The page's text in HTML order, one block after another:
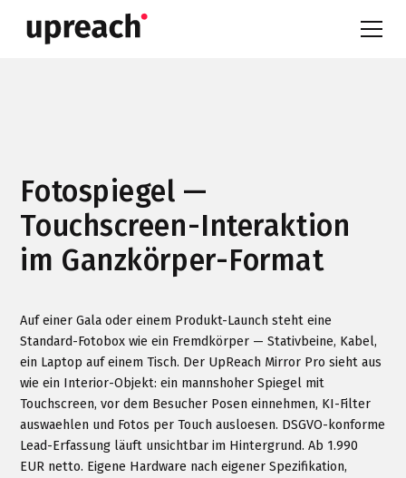
Fotospiegel —
Touchscreen-Interaktion
im Ganzkörper-Format
Auf einer Gala oder einem Produkt-Launch steht eine
Standard-Fotobox wie ein Fremdkörper — Stativbeine, Kabel,
ein Laptop auf einem Tisch. Der UpReach Mirror Pro sieht aus
wie ein Interior-Objekt: ein mannshoher Spiegel mit
Touchscreen, vor dem Besucher Posen einnehmen, KI-Filter
auswaehlen und Fotos per Touch ausloesen. DSGVO-konforme
Lead-Erfassung läuft unsichtbar im Hintergrund. Ab 1.990
EUR netto. Eigene Hardware nach eigener Spezifikation,